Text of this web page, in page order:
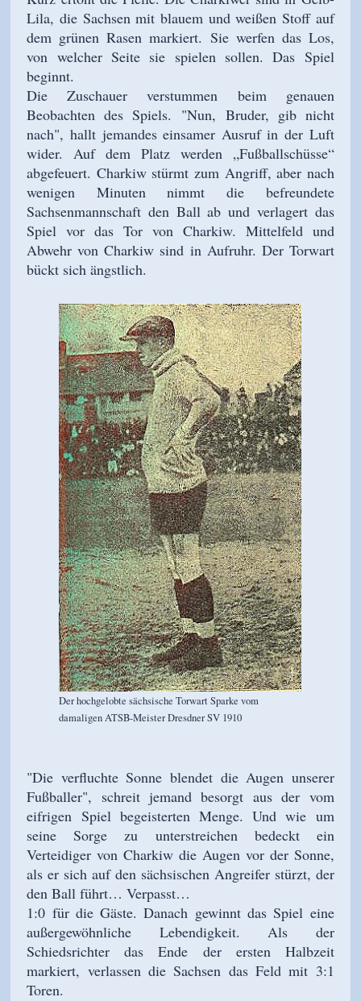
Lila, die Sachsen mit blauem und weißen Stoff auf
dem grünen Rasen markiert. Sie werfen das Los,
von welcher Seite sie spielen sollen. Das Spiel
beginnt.
Die Zuschauer verstummen beim genauen
Beobachten des Spiels. "Nun, Bruder, gib nicht
nach", hallt jemandes einsamer Ausruf in der Luft
wider. Auf dem Platz werden „Fußballschüsse“
abgefeuert. Charkiw stürmt zum Angriff, aber nach
wenigen Minuten nimmt die befreundete
Sachsenmannschaft den Ball ab und verlagert das
Spiel vor das Tor von Charkiw. Mittelfeld und
Abwehr von Charkiw sind in Aufruhr. Der Torwart
bückt sich ängstlich.
Der hochgelobte sächsische Torwart Sparke vom
damaligen ATSB-Meister Dresdner SV 1910
"Die verfluchte Sonne blendet die Augen unserer
Fußballer", schreit jemand besorgt aus der vom
eifrigen Spiel begeisterten Menge. Und wie um
seine Sorge zu unterstreichen bedeckt ein
Verteidiger von Charkiw die Augen vor der Sonne,
als er sich auf den sächsischen Angreifer stürzt, der
den Ball führt… Verpasst…
1:0 für die Gäste. Danach gewinnt das Spiel eine
außergewöhnliche Lebendigkeit. Als der
Schiedsrichter das Ende der ersten Halbzeit
markiert, verlassen die Sachsen das Feld mit 3:1
Toren.